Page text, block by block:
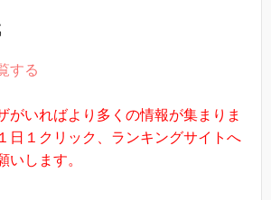
する
がいればより多くの情報が集まりま
日１クリック、ランキングサイトへ
いします。